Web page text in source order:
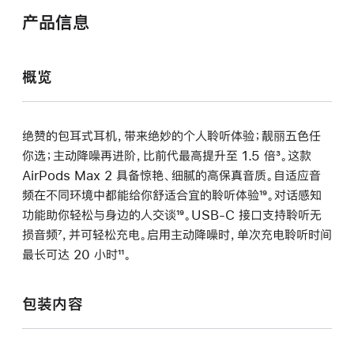
产品信息
概览
绝赞的包耳式耳机，带来绝妙的个人聆听体验；靓丽五色任
你选；主动降噪再进阶，比前代最高提升至 1.5 倍脚
注
³。这款
AirPods Max 2 具备惊艳、细腻的高保真音质。自适应音
频在不同环境中都能给你舒适合宜的聆听体验脚
注
¹⁹。对话感知
功能助你轻松与身边的人交谈脚
注
¹⁹。USB-C 接口支持聆听无
损音频脚
注
⁷，并可轻松充电。启用主动降噪时，单次充电聆听时间
最长可达 20 小时脚
¹¹。
包装内容